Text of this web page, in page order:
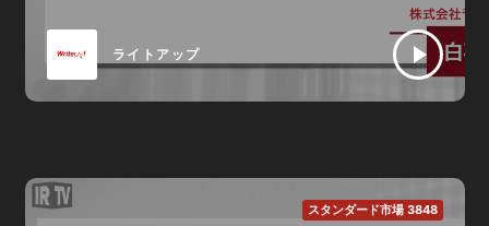
ライトアップ
スタンダード市場 3848